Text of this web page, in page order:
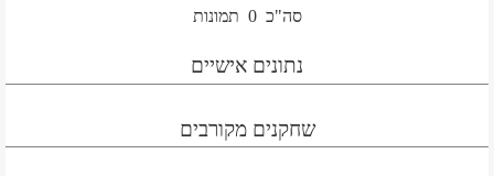
סה"כ 0 תמונות
נתונים אישיים
שחקנים מקורבים